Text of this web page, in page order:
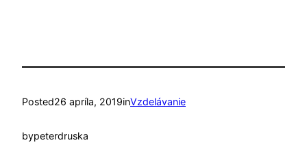
Posted26 apríla, 2019inVzdelávanie
bypeterdruska